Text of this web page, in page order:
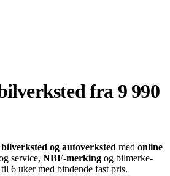
fra 9 990
bilverksted og autoverksted med online
service, NBF-merking og bilmerke-
6 uker med bindende fast pris.